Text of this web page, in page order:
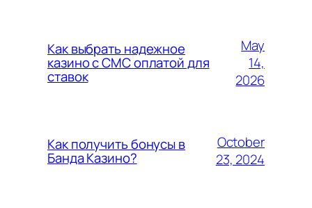
Как выбрать надежное
казино с СМС оплатой для
ставок
May
14,
2026
Как получить бонусы в
Банда Казино?
October
23, 2024